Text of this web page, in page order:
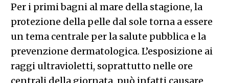
Per i primi bagni al mare della stagione, la
protezione della pelle dal sole torna a essere
un tema centrale per la salute pubblica e la
prevenzione dermatologica. L’esposizione ai
raggi ultravioletti, soprattutto nelle ore